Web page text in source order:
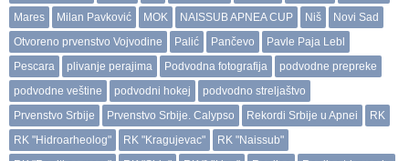
Mares
Milan Pavković MOK NAISSUB APNEA CUP Niš
Novi Sad
Otvoreno prvenstvo Vojvodine
Palić Pančevo
Pavle Paja Lebl
Pescara
plivanje perajima Podvodna fotografija
podvodne prepreke
podvodne veštine
podvodni hokej
podvodno streljaštvo
Prvenstvo Srbije
Prvenstvo Srbije. Calypso Rekordi Srbije u Apnei
RK
RK "Hidroarheolog"
RK "Kragujevac"
RK "Naissub"